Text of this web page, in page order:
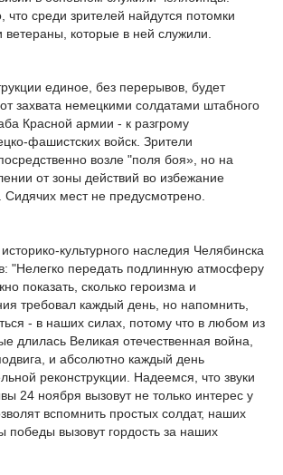
что среди зрителей найдутся потомки
которые в ней служили.
единое, без перерывов, будет
захвата немецкими солдатами штабного
Красной армии - к разгрому
фашистских войск. Зрители
возле "поля боя», но на
от зоны действий во избежание
Сидячих мест не предусмотрено.
культурного наследия Челябинска
"Нелегко передать подлинную атмосферу
показать, сколько героизма и
требовал каждый день, но напомнить,
- в наших силах, потому что в любом из
длилась Великая отечественная война,
и абсолютно каждый день
реконструкции. Надеемся, что звуки
24 ноября вызовут не только интерес у
вспомнить простых солдат, наших
победы вызовут гордость за наших